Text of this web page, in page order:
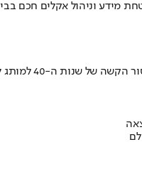
מידע וניהול אקלים חכם